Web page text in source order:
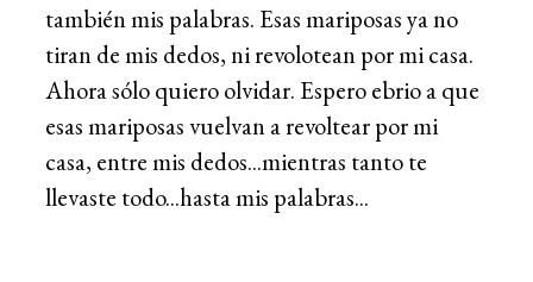
también mis palabras. Esas mariposas ya no
tiran de mis dedos, ni revolotean por mi casa.
Ahora sólo quiero olvidar. Espero ebrio a que
esas mariposas vuelvan a revoltear por mi
casa, entre mis dedos...mientras tanto te
llevaste todo...hasta mis palabras...